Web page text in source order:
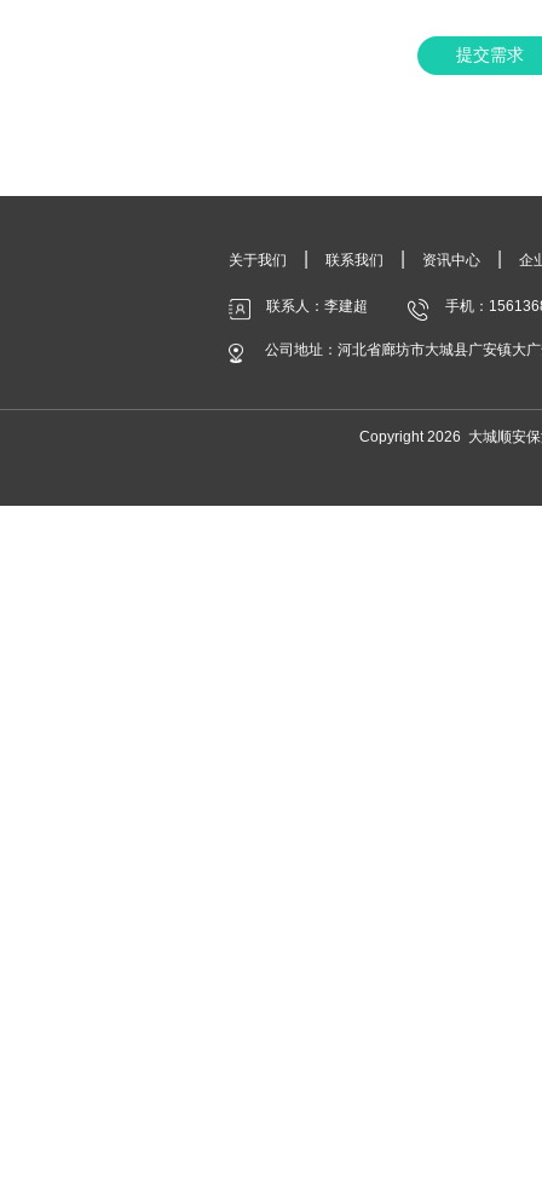
提交需求
关于我们 联系我们 资讯中心 企
联系人：李建超 手机：
公司地址：河北省廊坊市大城县广安镇大
Copyright 2026 大城顺安